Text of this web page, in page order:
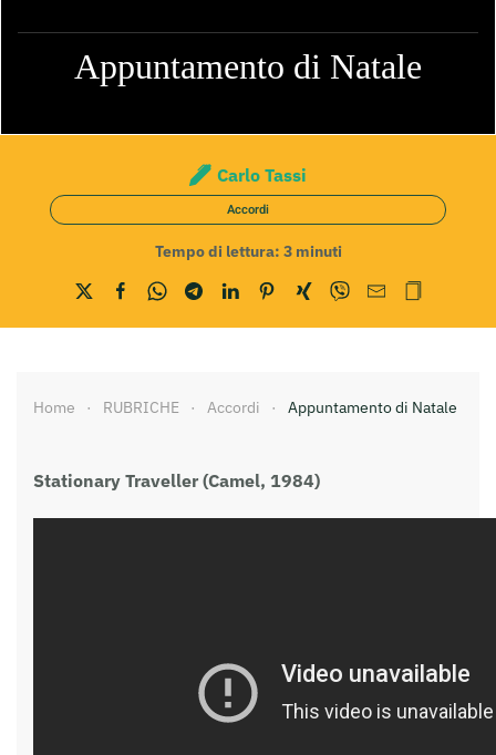
Appuntamento di Natale
Carlo Tassi
Accordi
Tempo di lettura: 3 minuti
Home RUBRICHE Accordi Appuntamento di Natale
Stationary Traveller (Camel, 1984)